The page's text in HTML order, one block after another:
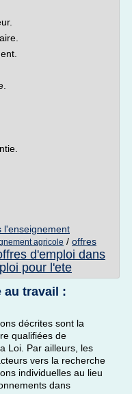
l'enseignement
agricole / offres
d'emploi dans
pour l'ete
au travail :
décrites sont la
qualifiées de
Loi. Par ailleurs, les
vers la recherche
individuelles au lieu
dans